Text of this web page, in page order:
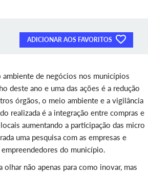
ADICIONAR AOS FAVORITOS
ambiente de negócios nos municípios
deste ano e uma das ações é a redução
órgãos, o meio ambiente e a vigilância
realizada é a integração entre compras e
aumentando a participação das micro
uma pesquisa com as empresas e
do município.
não apenas para como inovar, mas